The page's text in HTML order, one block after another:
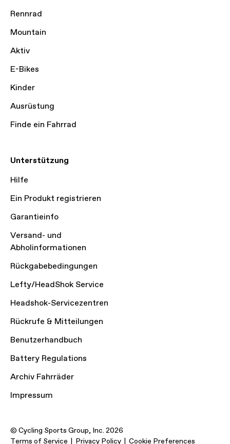
Rennrad
Mountain
Aktiv
E-Bikes
Kinder
Ausrüstung
Finde ein Fahrrad
Unterstützung
Hilfe
Ein Produkt registrieren
Garantieinfo
Versand- und
Abholinformationen
Rückgabebedingungen
Lefty/HeadShok Service
Headshok-Servicezentren
Rückrufe & Mitteilungen
Benutzerhandbuch
Battery Regulations
Archiv Fahrräder
Impressum
© Cycling Sports Group, Inc. 2026
Terms of Service
Privacy Policy Cookie Preferences